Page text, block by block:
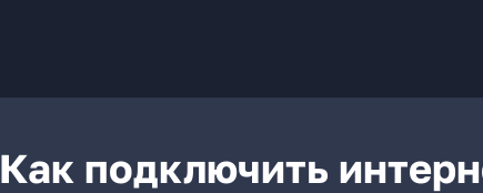
Как подключить